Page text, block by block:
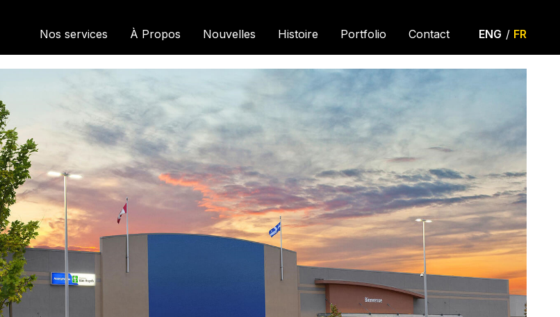
Nos services À Propos Nouvelles Histoire Portfolio Contact ENG / FR